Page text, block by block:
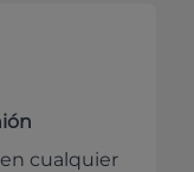
cualquier